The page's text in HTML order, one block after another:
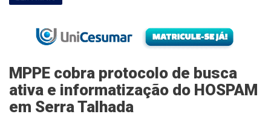
MPPE cobra protocolo de busca
ativa e informatização do HOSPAM
em Serra Talhada